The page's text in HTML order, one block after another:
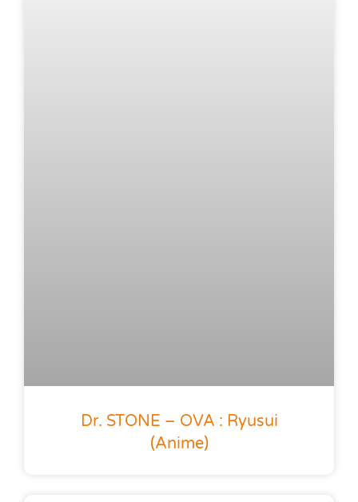
Dr. STONE – OVA : Ryusui
(anime)